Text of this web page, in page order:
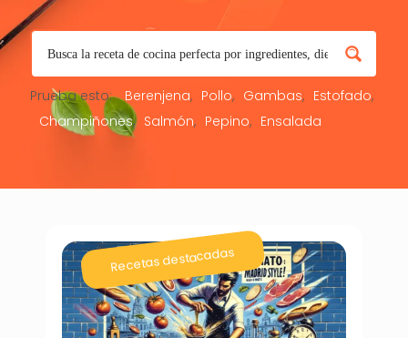
Prueba esto: Berenjena Pollo Gambas
Estofado
Champiñones
Salmón Pepino Ensalada
Recetas destacadas